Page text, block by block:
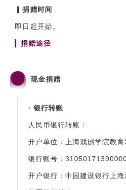
▎捐赠时间
即日起开始。
▎捐赠途径
1 现金捐赠
· 银行转账
人民币银行转账：
开户单位：上海戏剧学院教育
银行账号：
开户银行：中国建设银行上